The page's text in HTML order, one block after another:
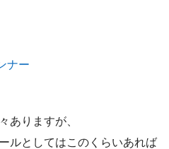
ナー
ありますが、
ルとしてはこのくらいあれば